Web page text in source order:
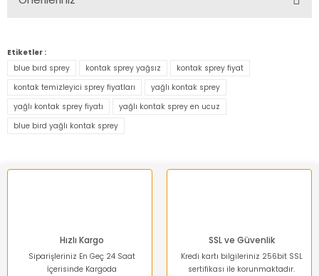
konularda yetersiz gördüğünüz noktaları öneri formunu
kullanarak tarafımıza iletebilirsiniz.
Görüş ve önerileriniz için teşekkür ederiz.
Ürün resmi kalitesiz, bozuk veya görüntülenemiyor.
Ürün açıklamasında eksik bilgiler bulunuyor.
Ürün fiyatı diğer sitelerden daha pahalı.
Etiketler :
blue bırd sprey
kontak sprey yağsız
kontak sprey fiyat
kontak temizleyici sprey fiyatları
yağlı kontak sprey
yağlı kontak sprey fiyatı
yağlı kontak sprey en ucuz
blue bird yağlı kontak sprey
Hızlı Kargo
Siparişleriniz En Geç 24 Saat
İçerisinde Kargoda
SSL ve Güvenlik
Kredi kartı bilgileriniz 256bit SSL
sertifikası ile korunmaktadır.